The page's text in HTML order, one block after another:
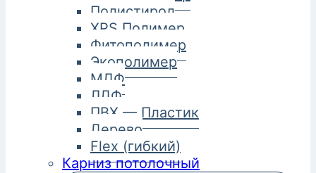
Полистирол
XPS Полимер
Фитополимер
Экополимер
МДФ
ЛДФ
ПВХ — Пластик
Дерево
Flex (гибкий)
Карниз потолочный